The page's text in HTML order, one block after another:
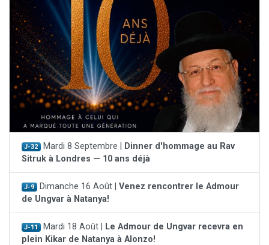
J-32 Mardi 8 Septembre |
Dinner d'hommage au Rav
Sitruk à Londres — 10 ans déjà
J-9 Dimanche 16 Août | Venez rencontrer le Admour
de Ungvar à Natanya!
J-11 Mardi 18 Août |
Le Admour de Ungvar recevra en
plein Kikar de Natanya à Alonzo!